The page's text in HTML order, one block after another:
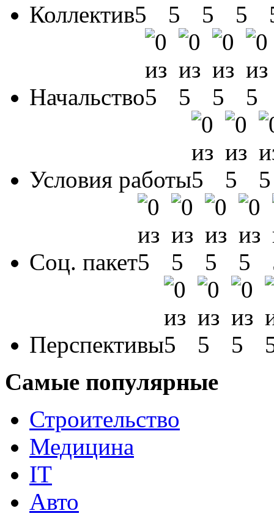
Коллектив
Начальство
Условия работы
Соц. пакет
Перспективы
Самые популярные
Строительство
Медицина
IT
Авто